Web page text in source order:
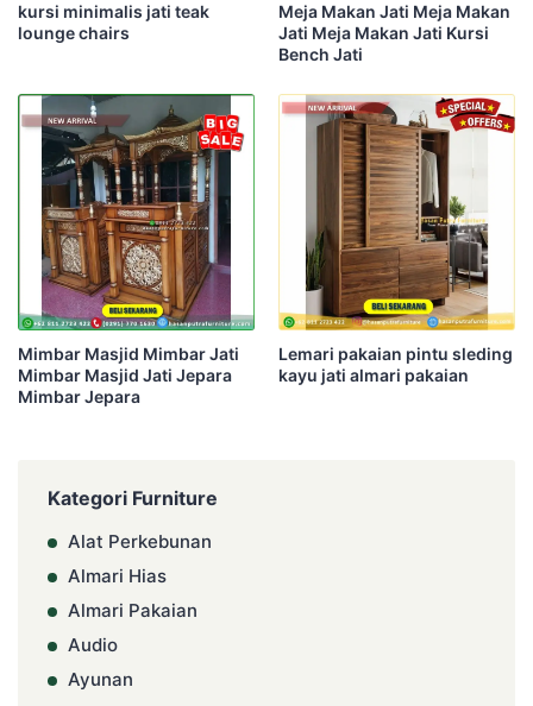
kursi minimalis jati teak
lounge chairs
Meja Makan Jati Meja Makan
Jati Meja Makan Jati Kursi
Bench Jati
Mimbar Masjid Mimbar Jati
Mimbar Masjid Jati Jepara
Mimbar Jepara
Lemari pakaian pintu sleding
kayu jati almari pakaian
Kategori Furniture
Alat Perkebunan
Almari Hias
Almari Pakaian
Audio
Ayunan